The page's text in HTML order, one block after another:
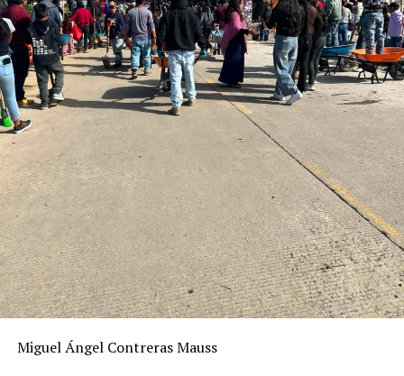
‘’Tenemos donadores que acuden de manera periódica,
pero aún nos falta mucho más, las demandas
hospitalarias nos superan. Por eso hacemos estas
jornadas, todo es un esfuerzo conjunto para salvar
vidas’’ expresó la doctora.
Cabe mencionar que las donaciones sanguíneas se
desarrollan bajo un estricto protocolo de seguridad e
higiene para protección de las y los pacientes, así como
del personal institucional adscrito a las unidades
hospitalarias.
Se reitera a la población en general la importancia de
seguir las recomendaciones sanitarias como: mantener
la sana distancia, lavado frecuente de manos, con agua y
correcto de cubrebocas, tapando nariz y boca.
Miguel Ángel Contreras Mauss